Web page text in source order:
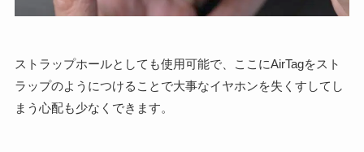
ストラップホールとしても使用可能で、ここにAirTagをスト
ラップのようにつけることで大事なイヤホンを失くすしてし
まう心配も少なくできます。